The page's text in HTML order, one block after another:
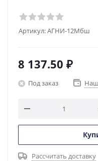
Артикул:АГНИ-12Мбш
8 137.50 ₽
Под заказ
Рассчитать доставку